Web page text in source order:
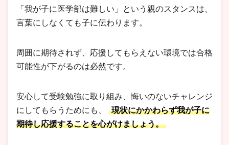
「我が子に医学部は難しい」という親のスタンスは、
言葉にしなくても子に伝わります。
周囲に期待されず、応援してもらえない環境では合格
可能性が下がるのは必然です。
安心して受験勉強に取り組み、悔いのないチャレンジ
にしてもらうためにも、
現状にかかわらず我が子に
期待し応援することを心がけましょう。